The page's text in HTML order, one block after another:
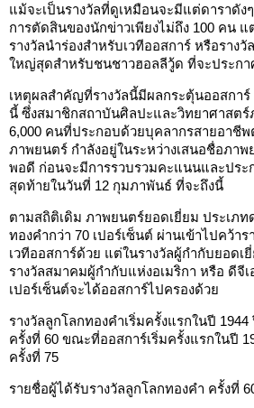
แม้จะเป็นรางวัลที่ดูเหมือนจะมีแต่ดาราดัง
การตัดสินของนักข่าวเพียงไม่ถึง 100 คน แ
รางวัลนำร่องสำหรับเวทีออสการ์ หรือรางวั
ใหญ่สุดสำหรับชนชาวฮอลลีวู้ด ที่จะประก
เหตุผลสำคัญที่รางวัลนี้มีผลกระตุ้นออสการ์
นี้ ซึ่งสมาชิกสถาบันศิลปะและวิทยาศาสตร์
6,000 คนที่ประกอบด้วยบุคลากรสายอาชีพ
ภาพยนตร์ กำลังอยู่ในระหว่างเสนอชื่อภาพ
พอดี ก่อนจะมีการรวบรวมคะแนนและประ
สุดท้ายในวันที่ 12 กุมภาพันธ์ ที่จะถึงนี้
ตามสถิติเดิม ภาพยนตร์ยอดเยี่ยม ประเภท
ทองคำกว่า 70 เปอร์เซ็นต์ ผ่านเข้าไปคว้า
เวทีออสการ์ด้วย แต่ในรางวัลผู้กำกับยอด
รางวัลสมาคมผู้กำกับแห่งอเมริกา หรือ ดีจีเ
เปอร์เซ็นต์จะได้ออสการ์ไปครองด้วย
รางวัลลูกโลกทองคำเริ่มครั้งแรกในปี
ครั้งที่ 60 ขณะที่ออสการ์เริ่มครั้งแรกในปี
ครั้งที่ 75
รายชื่อผู้ได้รับรางวัลลูกโลกทองคำ ครั้งที่